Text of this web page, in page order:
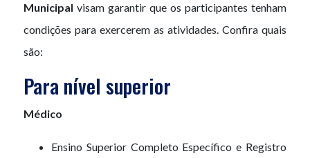
Municipal visam garantir que os participantes tenham
condições para exercerem as atividades. Confira quais
são:
Para nível superior
Médico
Ensino Superior Completo Específico e Registro